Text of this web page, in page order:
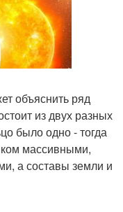
объяснить ряд
из двух разных
было одно - тогда
массивными,
а составы земли и